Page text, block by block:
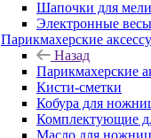
Шапочки для
Электронные весы
Парикмахерские
Назад
Парикмахерские
Кисти-сметки
Кобура для
Комплектующие
Масло для